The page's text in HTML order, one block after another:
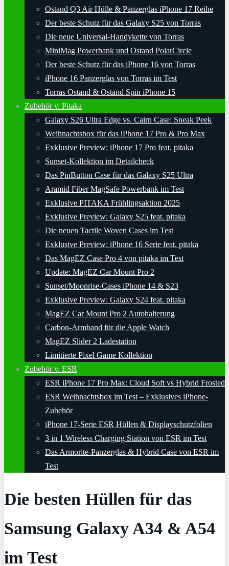
Ostand Q3 Air Hülle & Panzerglas iPhone 17 Reihe
Der beste Schutz für das Galaxy S25 von Torras
Die neue Universal-Handykette von Torras
MiniMag Powerbank und Ostand PolarCircle
Der beste Schutz für das iPhone 16 von Torras
iPhone 16 Panzerglas von Torras im Test
Torras Ostand & Ostand Spin iPhone 15
Zubehör v. Pitaka
Galaxy S26 Ultra Edge vs. Cairn Case: Sneak Peek
Weihnachtsbox für das iPhone 17 Pro & Pro Max
Exklusive Preview: iPhone 17 Pro feat. pitaka
Sunset-Kollektion im Detailcheck
Das PinButton Case für das Galaxy S25 Ultra
Aramid Fiber MagSafe Powerbank im Test
Exklusive PITAKA Frühlingsaktion 2025
Exklusive Preview: Galaxy S25 feat. pitaka
Die neuen Tactile Woven Cases im Test
Exklusive Preview: iPhone 16 Serie feat. pitaka
Das MagEZ Case Pro 4 von pitaka im Test
Update: MagEZ Car Mount Pro 2
Sunset/Moonrise-Cases iPhone 14 & S23
Exklusive Preview: Galaxy S24 feat. pitaka
MagEZ Car Mount Pro 2 Autohalterung
Carbon-Armband für die Apple Watch
MagEZ Slider 2 Ladestation
Limitierte Pixel Game Kollektion
Zubehör v. ESR
ESR iPhone 17 Pro Max: Cloud Soft vs Hybrid Frosted
ESR Weihnachtsbox im Test – Exklusives iPhone-
Zubehör
iPhone 17-Serie ESR Hüllen & Displayschutzfolien
3 in 1 Wireless Charging Station von ESR im Test
Das Armorite-Panzerglas & Hybrid Case von ESR im
Test
Die besten Hüllen für das
Samsung Galaxy A34 & A54
im Test